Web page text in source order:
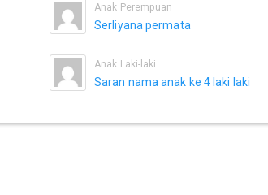
Anak Perempuan
Serliyana permata
Anak Laki-laki
Saran nama anak ke 4 laki laki